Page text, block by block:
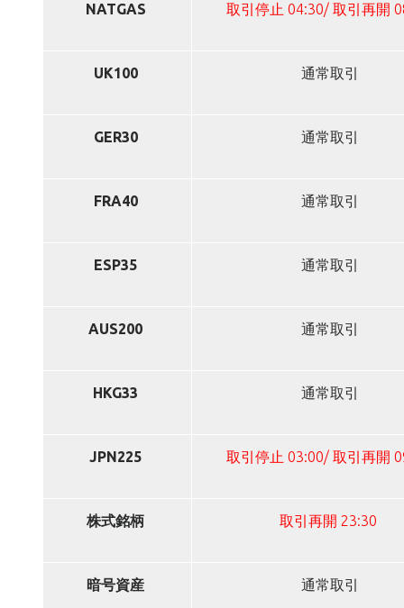
NATGAS 取引停止 04:30/ 取引再開
UK100 通常取引
GER30 通常取引
FRA40 通常取引
ESP35 通常取引
AUS200 通常取引
HKG33 通常取引
JPN225 取引停止 03:00/ 取引再開
株式銘柄 取引再開 23:30
暗号資産 通常取引